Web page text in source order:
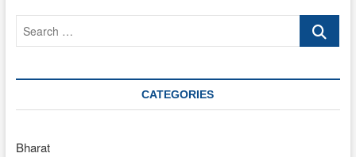
Search
CATEGORIES
Bharat